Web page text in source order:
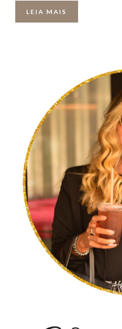
LEIA MAIS